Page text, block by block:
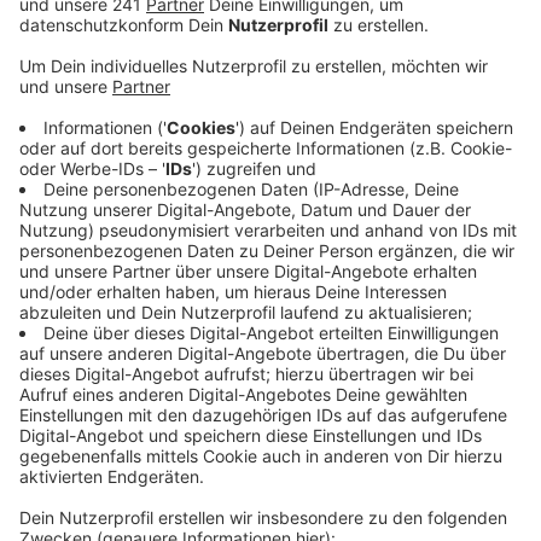
Shisha-Bars durchsucht. Es hat dabei am
Freitagabend auch Festnahmen gegeben.
Die Ermittler haben bei der Razzia einen Kunden
und ein Mitarbeiter einer Shisha-Bar
festgenommen. Gegen beide lagen Haftbefehle
vor, sagte eine Zoll-Sprecherin. Außerdem
kontrollierten die Beamten, ob die Bars den Tabak
versteuert haben. Da das nicht immer der Fall war,
leiteten die Ermittler zwei Bußgeldverfahren und
ein Strafverfahren ein. 15 Kilogramm
Wasserpfeifentabak hat der Zoll beschlagnahmt,
weil der Tabak kein Steuerzeichen hatte.
Der Zoll kündigte weitere Kontrollen an. Unter
anderem um zu schauen, ob die Bars weitere
Verstöße begehen.
Veröffentlicht: Montag, 04.02.2019 16:19